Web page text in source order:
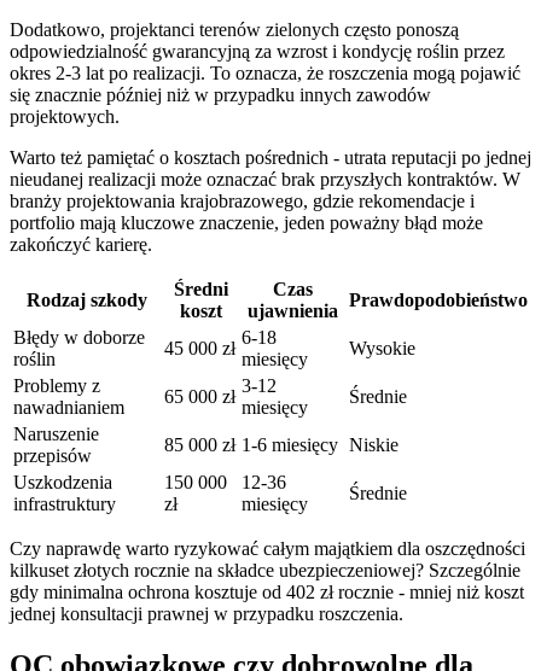
Dodatkowo, projektanci terenów zielonych często ponoszą
odpowiedzialność gwarancyjną za wzrost i kondycję roślin przez
okres 2-3 lat po realizacji. To oznacza, że roszczenia mogą pojawić
się znacznie później niż w przypadku innych zawodów
projektowych.
Warto też pamiętać o kosztach pośrednich - utrata reputacji po jednej
nieudanej realizacji może oznaczać brak przyszłych kontraktów. W
branży projektowania krajobrazowego, gdzie rekomendacje i
portfolio mają kluczowe znaczenie, jeden poważny błąd może
zakończyć karierę.
Rodzaj szkody
Średni
koszt
Czas
ujawnienia
Prawdopodobieństwo
Błędy w doborze
roślin
45 000 zł
6-18
miesięcy
Wysokie
Problemy z
nawadnianiem
65 000 zł
3-12
miesięcy
Średnie
Naruszenie
przepisów
85 000 zł 1-6 miesięcy Niskie
Uszkodzenia
infrastruktury
150 000
zł
12-36
miesięcy
Średnie
Czy naprawdę warto ryzykować całym majątkiem dla oszczędności
kilkuset złotych rocznie na składce ubezpieczeniowej? Szczególnie
gdy minimalna ochrona kosztuje od 402 zł rocznie - mniej niż koszt
jednej konsultacji prawnej w przypadku roszczenia.
OC obowiązkowe czy dobrowolne dla